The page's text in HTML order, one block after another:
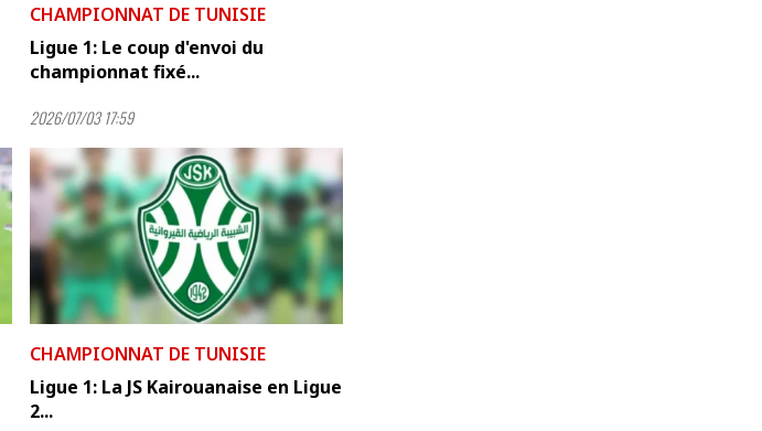
CHAMPIONNAT DE TUNISIE
Ligue 1: Le coup d'envoi du
championnat fixé...
2026/07/03 17:59
CHAMPIONNAT DE TUNISIE
Ligue 1: La JS Kairouanaise en Ligue
2...